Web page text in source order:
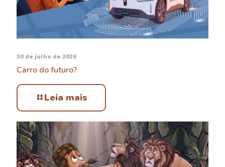
30 de julho de 2026
Carro do futuro?
Leia mais